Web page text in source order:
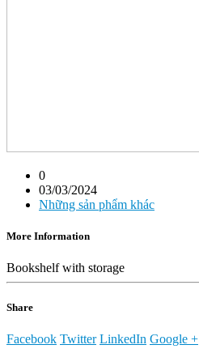
0
03/03/2024
Những sản phẩm khác
More Information
Bookshelf with storage
Share
Facebook Twitter LinkedIn Google +